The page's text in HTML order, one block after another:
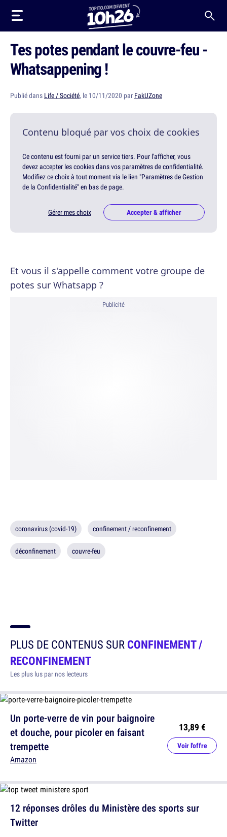
Tes potes pendant le couvre-feu -
Whatsappening !
Publié dans Life / Société, le 10/11/2020 par FakUZone
Contenu bloqué par vos choix de cookies
Ce contenu est fourni par un service tiers. Pour l'afficher, vous
devez accepter les cookies dans vos paramètres de confidentialité.
Modifiez ce choix à tout moment via le lien "Paramètres de Gestion
de la Confidentialité" en bas de page.
Gérer mes choix Accepter & afficher
Et vous il s'appelle comment votre groupe de
potes sur Whatsapp ?
Publicité
coronavirus (covid-19) confinement / reconfinement
déconfinement couvre-feu
PLUS DE CONTENUS SURCONFINEMENT /
RECONFINEMENT
Les plus lus par nos lecteurs
Un porte-verre de vin pour baignoire
et douche, pour picoler en faisant
trempette
Amazon
13,89 €
Voir l'offre
12 réponses drôles du Ministère des sports sur
Twitter